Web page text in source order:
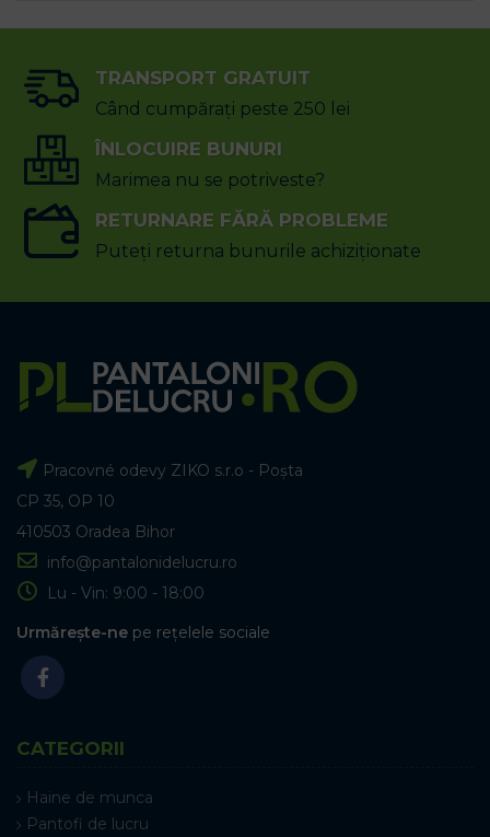
TRANSPORT GRATUIT
Când cumpărați peste 250 lei
ÎNLOCUIRE BUNURI
Marimea nu se potriveste?
RETURNARE FĂRĂ PROBLEME
Puteți returna bunurile achiziționate
Pracovné odevy ZIKO s.r.o - Poșta
CP 35, OP 10
410503 Oradea Bihor
info@pantalonidelucru.ro
Lu - Vin: 9:00 - 18:00
Urmărește-ne pe rețelele sociale
CATEGORII
Haine de munca
Pantofi de lucru